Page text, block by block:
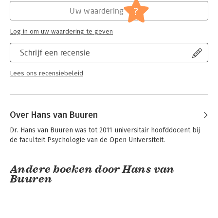
Schrijf een recensie
Lees ons recensiebeleid
Uw waardering ?
Log in om uw waardering te geven
Over Hans van Buuren
Dr. Hans van Buuren was tot 2011 universitair hoofddocent bij
de faculteit Psychologie van de Open Universiteit.
Andere boeken door Hans van
Buuren